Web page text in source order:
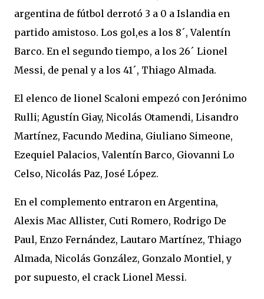
argentina de fútbol derrotó 3 a 0 a Islandia en
partido amistoso. Los gol,es a los 8´, Valentín
Barco. En el segundo tiempo, a los 26´ Lionel
Messi, de penal y a los 41´, Thiago Almada.
El elenco de lionel Scaloni empezó con Jerónimo
Rulli; Agustín Giay, Nicolás Otamendi, Lisandro
Martínez, Facundo Medina, Giuliano Simeone,
Ezequiel Palacios, Valentín Barco, Giovanni Lo
Celso, Nicolás Paz, José López.
En el complemento entraron en Argentina,
Alexis Mac Allister, Cuti Romero, Rodrigo De
Paul, Enzo Fernández, Lautaro Martínez, Thiago
Almada, Nicolás González, Gonzalo Montiel, y
por supuesto, el crack Lionel Messi.